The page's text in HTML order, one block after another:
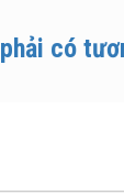
có